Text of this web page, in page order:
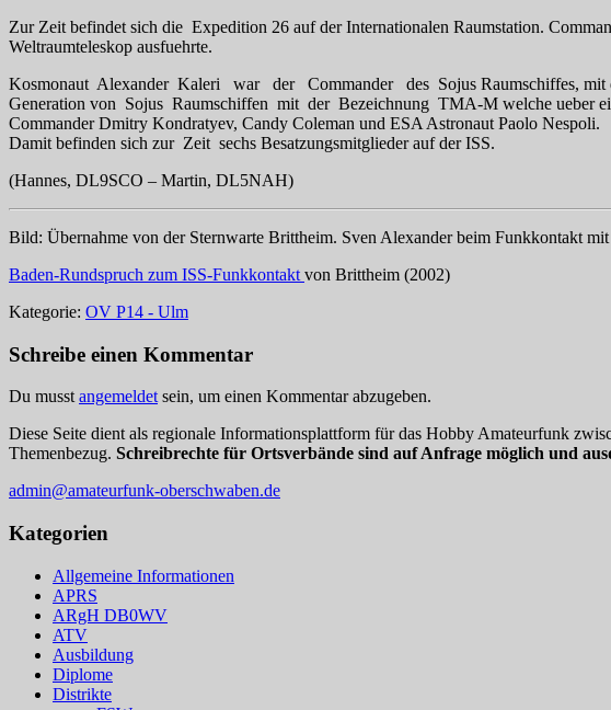
Zur Zeit befindet sich die Expedition 26 auf der Internationalen Raumstation.
Weltraumteleskop ausfuehrte.
Kosmonaut Alexander Kaleri war der Commander des Sojus Raumschiffes, mit
Generation von Sojus Raumschiffen mit der Bezeichnung TMA-M welche ueber
Commander Dmitry Kondratyev, Candy Coleman und ESA Astronaut Paolo Nespoli.
Damit befinden sich zur Zeit sechs Besatzungsmitglieder auf der ISS.
(Hannes, DL9SCO – Martin, DL5NAH)
Bild: Übernahme von der Sternwarte Brittheim. Sven Alexander beim Funkkontakt
Baden-Rundspruch zum ISS-Funkkontakt von Brittheim (2002)
Kategorie: OV P14 - Ulm
Schreibe einen Kommentar
Du musst angemeldet sein, um einen Kommentar abzugeben.
Diese Seite dient als regionale Informationsplattform für das Hobby Amateurfunk
Themenbezug. Schreibrechte für Ortsverbände sind auf Anfrage möglich und
admin@amateurfunk-oberschwaben.de
Kategorien
Allgemeine Informationen
APRS
ARgH DB0WV
ATV
Ausbildung
Diplome
Distrikte